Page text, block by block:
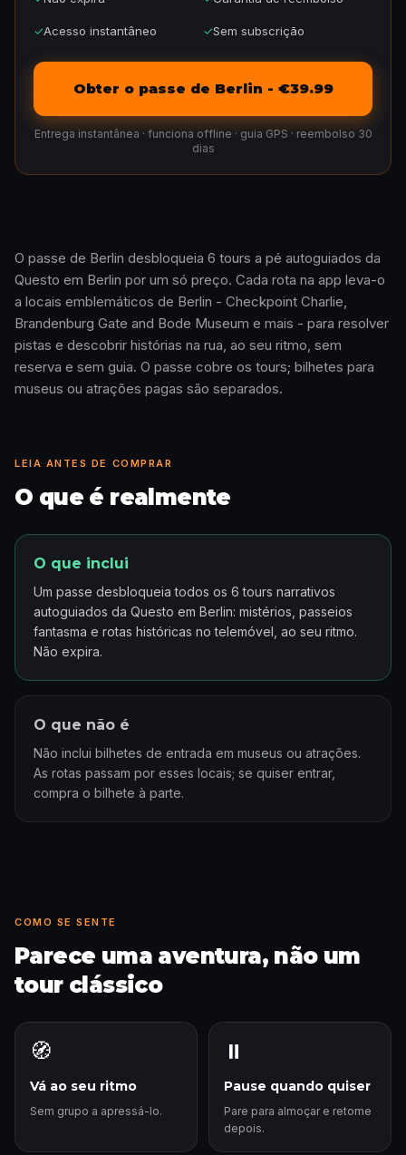
✓Acesso instantâneo ✓Sem subscrição
Obter o passe de Berlin - €39.99
Entrega instantânea · funciona offline · guia GPS · reembolso 30
dias
O passe de Berlin desbloqueia 6 tours a pé autoguiados da
Questo em Berlin por um só preço. Cada rota na app leva-o
a locais emblemáticos de Berlin - Checkpoint Charlie,
Brandenburg Gate and Bode Museum e mais - para resolver
pistas e descobrir histórias na rua, ao seu ritmo, sem
reserva e sem guia. O passe cobre os tours; bilhetes para
museus ou atrações pagas são separados.
LEIA ANTES DE COMPRAR
O que é realmente
O que inclui
Um passe desbloqueia todos os 6 tours narrativos
autoguiados da Questo em Berlin: mistérios, passeios
fantasma e rotas históricas no telemóvel, ao seu ritmo.
Não expira.
O que não é
Não inclui bilhetes de entrada em museus ou atrações.
As rotas passam por esses locais; se quiser entrar,
compra o bilhete à parte.
COMO SE SENTE
Parece uma aventura, não um
tour clássico
🧭
Vá ao seu ritmo
Sem grupo a apressá-lo.
⏸️
Pause quando quiser
Pare para almoçar e retome
depois.